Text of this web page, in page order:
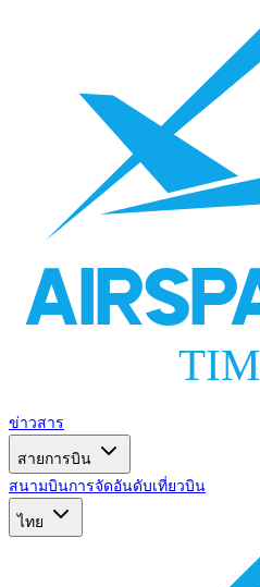
ข่าวสาร
สายการบิน
สนามบินการจัดอันดับเที่ยวบิน
ไทย